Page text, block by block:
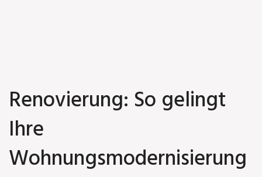
Renovierung: So gelingt
Ihre
Wohnungsmodernisierung